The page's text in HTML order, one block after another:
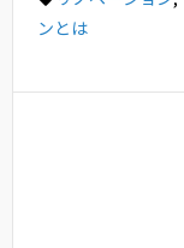
ンとは